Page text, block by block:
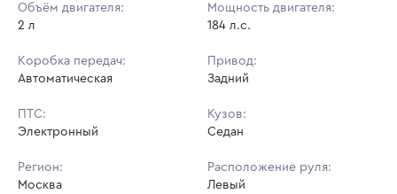
Объём двигателя:
2 л
Мощность двигателя:
184 л.с.
Коробка передач:
Автоматическая
Привод:
Задний
ПТС:
Электронный
Кузов:
Седан
Регион:
Москва
Расположение руля:
Левый